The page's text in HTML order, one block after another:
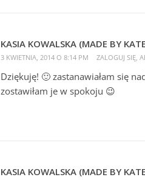
KASIA KOWALSKA (MADE BY
3 KWIETNIA, 2014 O 8:14 PM ZALOGUJ SIĘ,
Dziękuję! 🙂 zastanawiałam się
zostawiłam je w spokoju 😉
KASIA KOWALSKA (MADE BY